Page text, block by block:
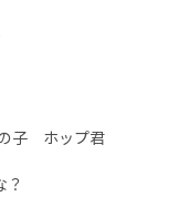
子 ホップ君